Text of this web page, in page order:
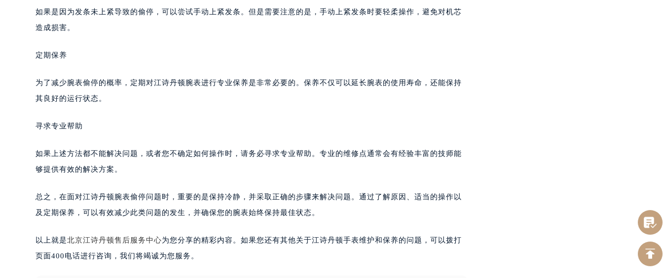
如果是因为发条未上紧导致的偷停，可以尝试手动上紧发条。但是需要注意的是，手动上紧发条时要轻柔操作，避免对机芯
造成损害。
定期保养
为了减少腕表偷停的概率，定期对江诗丹顿腕表进行专业保养是非常必要的。保养不仅可以延长腕表的使用寿命，还能保持
其良好的运行状态。
寻求专业帮助
如果上述方法都不能解决问题，或者您不确定如何操作时，请务必寻求专业帮助。专业的维修点通常会有经验丰富的技师能
够提供有效的解决方案。
总之，在面对江诗丹顿腕表偷停问题时，重要的是保持冷静，并采取正确的步骤来解决问题。通过了解原因、适当的操作以
及定期保养，可以有效减少此类问题的发生，并确保您的腕表始终保持最佳状态。
以上就是北京江诗丹顿售后服务中心为您分享的精彩内容。如果您还有其他关于江诗丹顿手表维护和保养的问题，可以拨打
页面400电话进行咨询，我们将竭诚为您服务。